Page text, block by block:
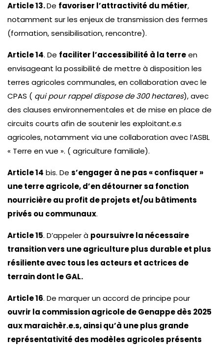
Article 13.De favoriser l’attractivité du métier,
notamment sur les enjeux de transmission des fermes
(formation, sensibilisation, rencontre).
Article 14. De faciliter l’accessibilité à la terreen
envisageant la possibilité de mettre à disposition les
terres agricoles communales, en collaboration avec le
CPAS ( qui pour rappel dispose de 300 hectares), avec
des clauses environnementales et de mise en place de
circuits courts afin de soutenir les exploitant.e.s
agricoles, notamment via une collaboration avec l’ASBL
« Terre en vue ». ( agriculture familiale).
Article 14 bis. De s’engager à ne pas « confisquer »
une terre agricole, d’en détourner sa fonction
nourricière au profit de projets et/ou bâtiments
privés ou communaux.
Article 15. D’appeler à poursuivre la nécessaire
transition vers une agriculture plus durable et plus
résiliente avec tous les acteurs et actrices de
terrain dont le GAL.
Article 16. De marquer un accord de principe pour
ouvrir la commission agricole de Genappe dès 2025
aux maraichèr.e.s, ainsi qu’à une plus grande
représentativité des modèles agricoles présents